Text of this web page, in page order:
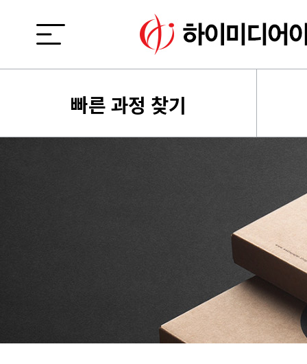
빠른 과정 찾기